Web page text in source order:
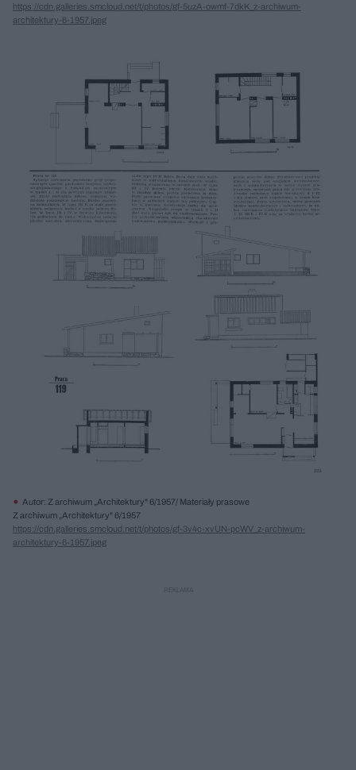
https://cdn.galleries.smcloud.net/t/photos/gf-5uzA-owmf-7dkK_z-archiwum-
architektury-6-1957.jpeg
Autor: Z archiwum „Architektury" 6/1957/ Materiały prasowe
Z archiwum „Architektury" 6/1957
https://cdn.galleries.smcloud.net/t/photos/gf-3v4c-xvUN-pcWV_z-archiwum-
architektury-6-1957.jpeg